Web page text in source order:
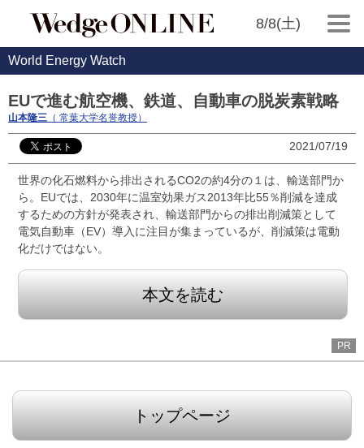
8/8(土)
World Energy Watch
EUで進む航空機、鉄道、自動車の脱炭素戦略
山本隆三 （ 常葉大学名誉教授）
2021/07/19
世界の化石燃料から排出されるCO2の約4分の１は、輸送部門か
ら。EUでは、2030年に温室効果ガス2013年比55％削減を達成
するための方針が発表され、輸送部門からの排出削減策として
電気自動車（EV）導入に注目が集まっているが、削減策は電動
化だけではない。
本文を読む
PR
トップページ